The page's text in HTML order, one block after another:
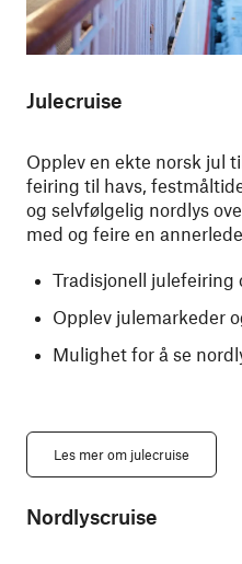
Julecruise
Opplev en ekte norsk jul
feiring til havs,
og selvfølgelig nordlys
med og feire en
Tradisjonell julefeiring
Opplev julemarkeder
Mulighet for å se
Les mer om julecruise
Nordlyscruise